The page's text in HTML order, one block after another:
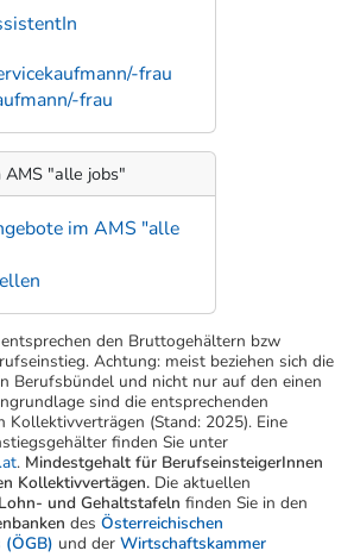
frau
frau
"alle jobs"
im AMS "alle
den Bruttogehältern bzw
Achtung: meist beziehen sich die
Berufsbündel und nicht nur auf den einen
sind die entsprechenden
Kollektivverträgen (Stand: 2025). Eine
finden Sie unter
. Mindestgehalt für BerufseinsteigerInnen
Kollektivvertägen. Die aktuellen
Lohn- und Gehaltstafeln finden Sie in den
des Österreichischen
und der Wirtschaftskammer